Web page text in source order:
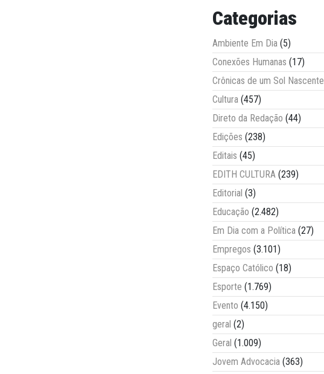
Categorias
Ambiente Em Dia (5)
Conexões Humanas (17)
Crônicas de um Sol Nascente
Cultura (457)
Direto da Redação (44)
Edições (238)
Editais (45)
EDITH CULTURA (239)
Editorial (3)
Educação (2.482)
Em Dia com a Política (27)
Empregos (3.101)
Espaço Católico (18)
Esporte (1.769)
Evento (4.150)
geral (2)
Geral (1.009)
Jovem Advocacia (363)